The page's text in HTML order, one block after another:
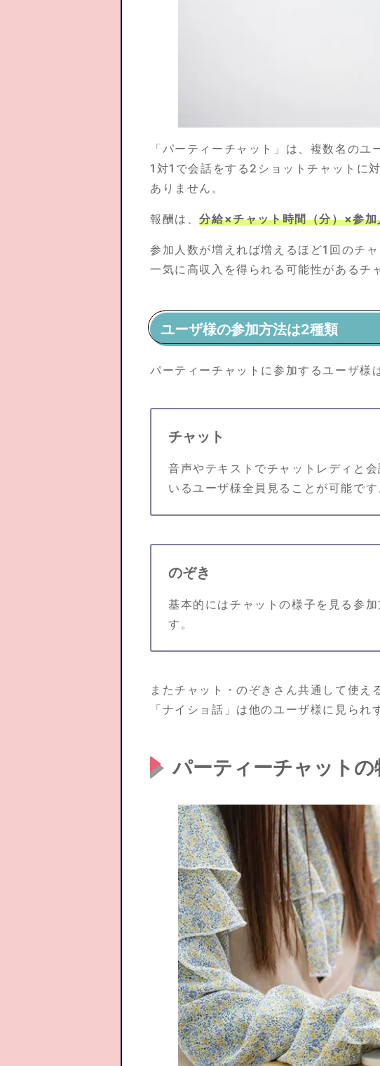
「パーティーチャット」は、複数名の
1対1で会話をする2ショットチャットに
ありません。
報酬は、分給×チャット時間（分）×参加
参加人数が増えれば増えるほど1回のチ
一気に高収入を得られる可能性があるチ
ユーザ様の参加方法は2種類
パーティーチャットに参加するユーザ様
チャット
音声やテキストでチャットレディと
いるユーザ様全員見ることが可能です
のぞき
基本的にはチャットの様子を見る参
す。
またチャット・のぞきさん共通して使え
「ナイショ話」は他のユーザ様に見ら
パーティーチャットの